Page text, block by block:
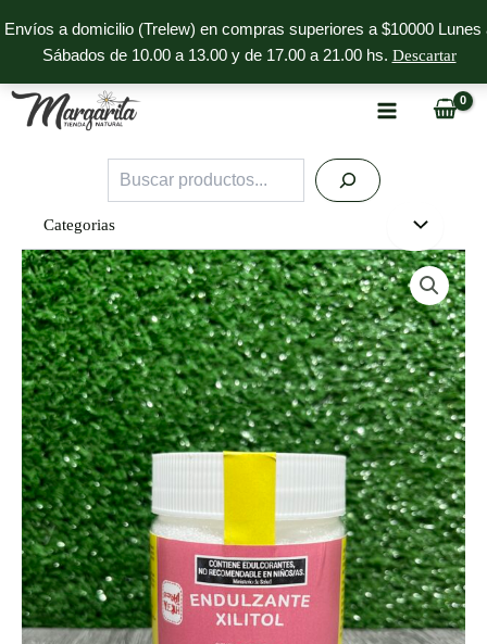
Envíos a domicilio (Trelew) en compras superiores a $10000 Lunes
Sábados de 10.00 a 13.00 y de 17.00 a 21.00 hs. Descartar
al
contenido
Buscar
Categorias
Endulzante
Xilitol
Oh
Yeah
cantidad